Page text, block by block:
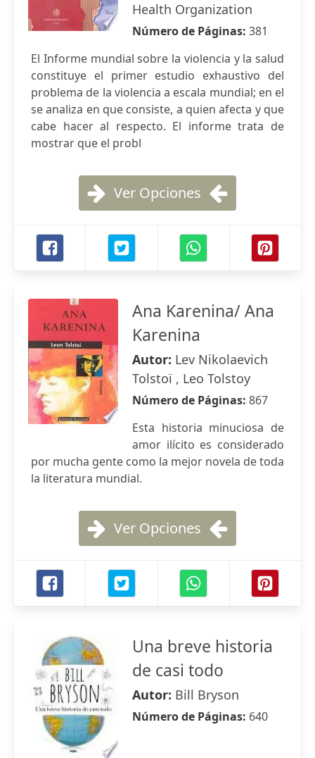
Health Organization
Número de Páginas: 381
El Informe mundial sobre la violencia y la salud
constituye el primer estudio exhaustivo del
problema de la violencia a escala mundial; en el
se analiza en que consiste, a quien afecta y que
cabe hacer al respecto. El informe trata de
mostrar que el probl
Ver Opciones
Ana Karenina/ Ana
Karenina
Autor: Lev Nikolaevich
Tolstoï , Leo Tolstoy
Número de Páginas: 867
Esta historia minuciosa de
amor ilícito es considerado
por mucha gente como la mejor novela de toda
la literatura mundial.
Ver Opciones
Una breve historia
de casi todo
Autor: Bill Bryson
Número de Páginas: 640